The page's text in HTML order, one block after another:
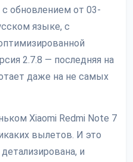
обновлением от 03-
языке, с
2.7.8 — последняя на
даже на не самых
Xiaomi Redmi Note 7
вылетов. И это
и